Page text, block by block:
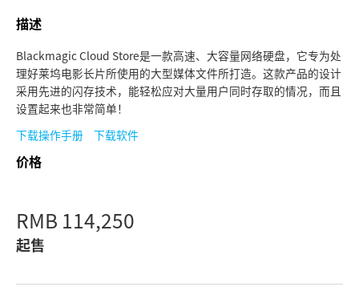
India
Italy
Japan
描述
Blackmagic Cloud Store是一款高速、大容量网络硬盘，它专为处
理好莱坞电影长片所使用的大型媒体文件所打造。这款产品的设计
采用先进的闪存技术，能轻松应对大量用户同时存取的情况，而且
设置起来也非常简单！
下载操作手册
下载软件
价格
RMB 114,250
起售